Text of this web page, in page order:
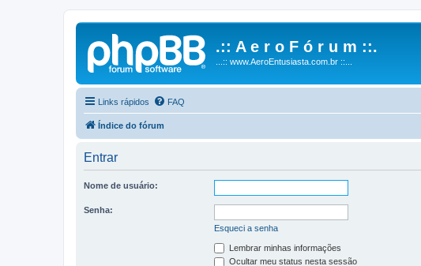
.:: A e r o F ó r u m ::.
...:: www.AeroEntusiasta.com.br ::...
Links rápidos FAQ
Índice do fórum
Entrar
Nome de usuário:
Senha:
Esqueci a senha
Lembrar minhas informações
Ocultar meu status nesta sessão